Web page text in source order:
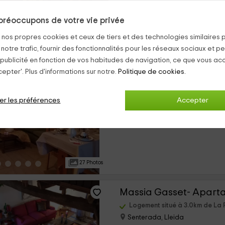
de votre vie privée
nos propres cookies et ceux de tiers et des technologies similaires
trafic, fournir des fonctionnalités pour les réseaux sociaux et
en fonction de vos habitudes de navigation, ce que vous
Plus d'informations sur notre. Politique de cookies.
Accepter
les préférences
27 Photos
Massia Gasset-
Logement situé à 3.0km de La
0 opinions
Massia Gasset-
Logement situé à 3.0km de La
Senterada, Lleida